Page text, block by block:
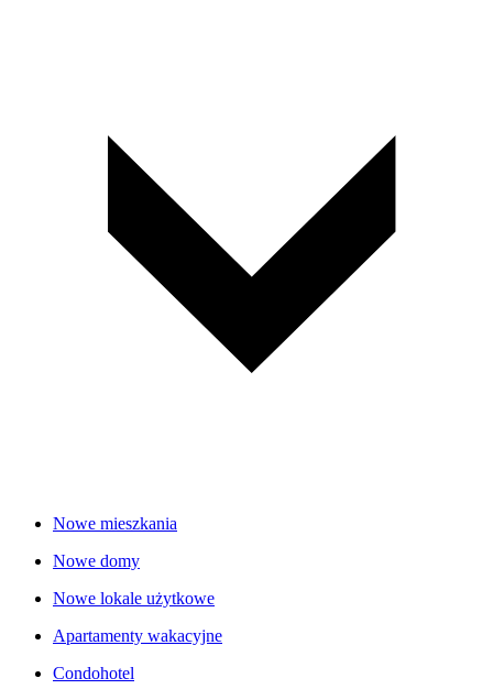
Nowe mieszkania
Nowe domy
Nowe lokale użytkowe
Apartamenty wakacyjne
Condohotel